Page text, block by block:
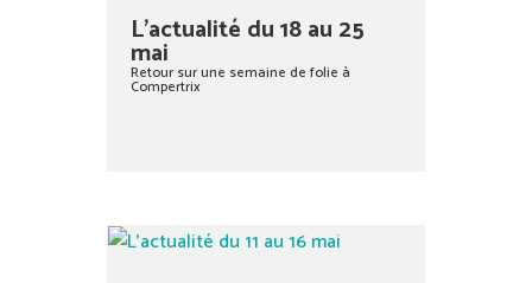
L’actualité du 18 au 25
mai
Retour sur une semaine de folie à
Compertrix